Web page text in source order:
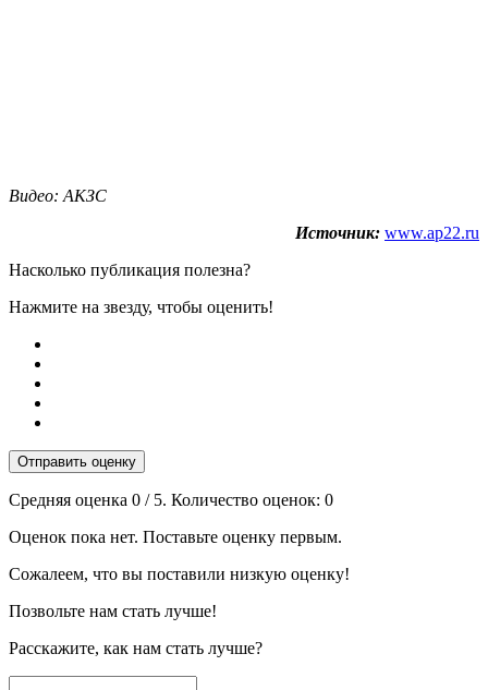
Видео: АКЗС
Источник: www.ap22.ru
Насколько публикация полезна?
Нажмите на звезду, чтобы оценить!
Отправить оценку
Средняя оценка 0 / 5. Количество оценок: 0
Оценок пока нет. Поставьте оценку первым.
Сожалеем, что вы поставили низкую оценку!
Позвольте нам стать лучше!
Расскажите, как нам стать лучше?